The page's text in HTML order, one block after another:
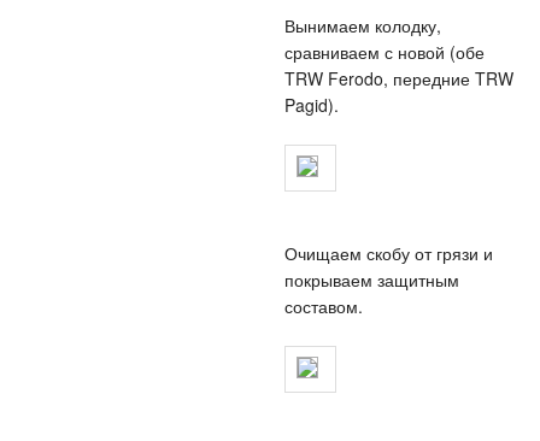
Вынимаем колодку,
сравниваем с новой (обе
TRW Ferodo, передние TRW
Pagid).
Очищаем скобу от грязи и
покрываем защитным
составом.